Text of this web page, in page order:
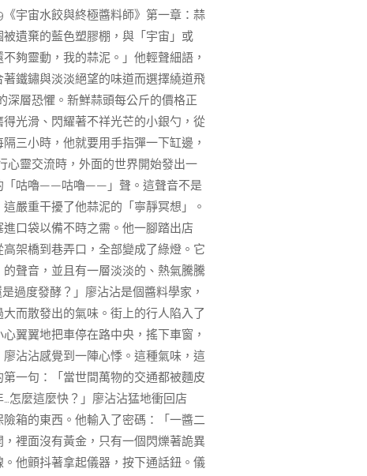
宇宙水餃與終極醬料師》第一章：蒜
遺棄的藍色塑膠棚，與「宇宙」或
夠靈動，我的蒜泥。」他輕聲細語，
鐵鏽與淡淡絕望的味道而選擇繞道飛
深層恐懼。新鮮蒜頭每公斤的價格正
光滑、閃耀著不祥光芒的小銀勺，從
三小時，他就要用手指彈一下缸邊，
心靈交流時，外面的世界開始發出一
「咕嚕——咕嚕——」聲。這聲音不是
嚴重干擾了他蒜泥的「寧靜冥想」。
口袋以備不時之需。他一腳踏出店
架橋到巷弄口，全部變成了綠燈。它
聲音，並且有一層淡淡的、熱氣騰騰
過度發酵？」廖沾沾是個醬料學家，
而散發出的氣味。街上的行人陷入了
翼翼地把車停在路中央，搖下車窗，
沾沾感覺到一陣心悸。這種氣味，這
一句：「當世間萬物的交通都被麵皮
怎麼這麼快？」廖沾沾猛地衝回店
箱的東西。他輸入了密碼：「一醬二
裡面沒有黃金，只有一個閃爍著詭異
他顫抖著拿起儀器，按下通話鈕。儀